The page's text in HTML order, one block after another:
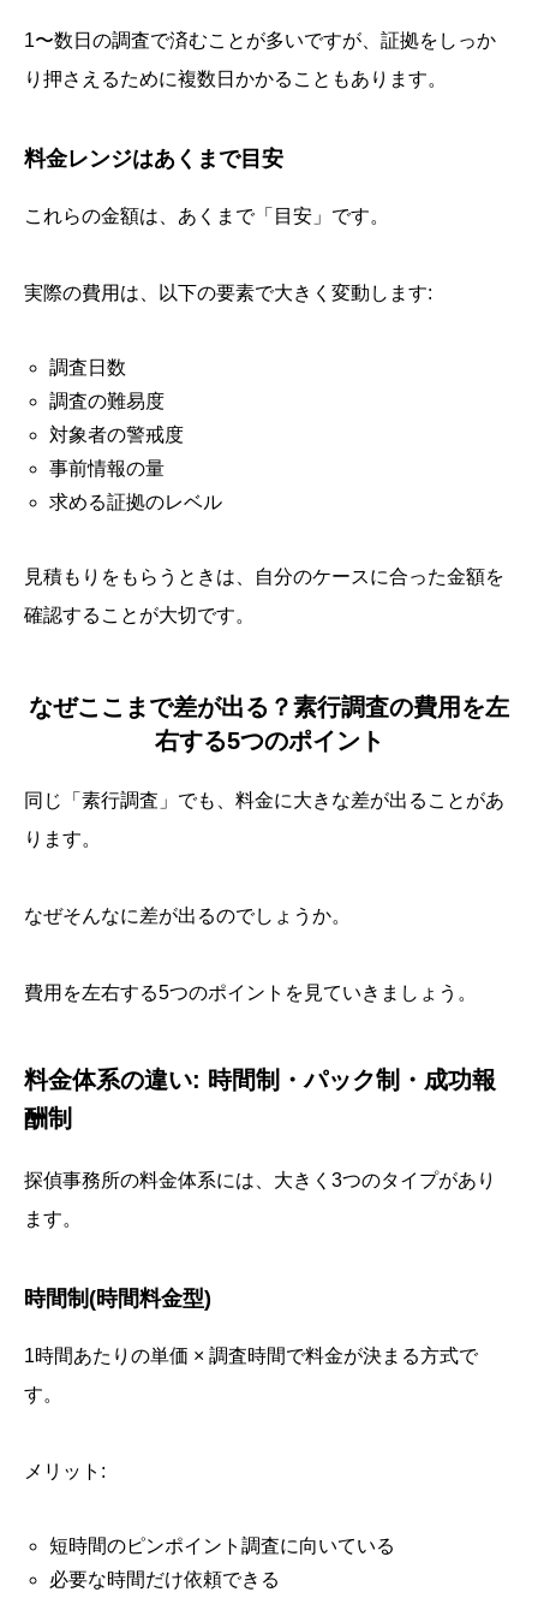
1〜数日の調査で済むことが多いですが、証拠をしっか
り押さえるために複数日かかることもあります。
料金レンジはあくまで目安
これらの金額は、あくまで「目安」です。
実際の費用は、以下の要素で大きく変動します:
調査日数
調査の難易度
対象者の警戒度
事前情報の量
求める証拠のレベル
見積もりをもらうときは、自分のケースに合った金額を
確認することが大切です。
なぜここまで差が出る？素行調査の費用を左
右する5つのポイント
同じ「素行調査」でも、料金に大きな差が出ることがあ
ります。
なぜそんなに差が出るのでしょうか。
費用を左右する5つのポイントを見ていきましょう。
料金体系の違い: 時間制・パック制・成功報
酬制
探偵事務所の料金体系には、大きく3つのタイプがあり
ます。
時間制(時間料金型)
1時間あたりの単価 × 調査時間で料金が決まる方式で
す。
メリット:
短時間のピンポイント調査に向いている
必要な時間だけ依頼できる